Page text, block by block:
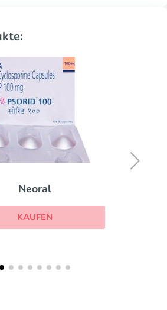
Neoral
KAUFEN